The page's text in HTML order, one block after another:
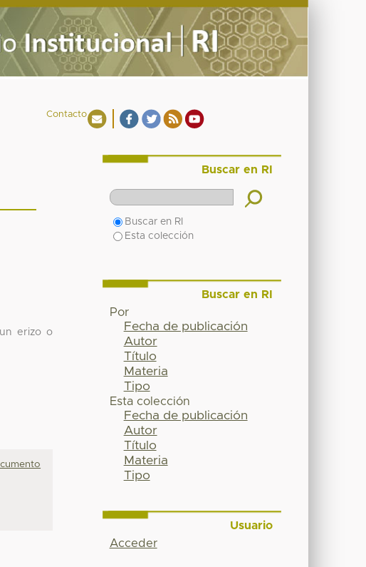
Contacto
erizo o
Buscar en RI
Buscar en RI
Esta colección
Buscar en RI
Por
Fecha de publicación
Autor
Título
Materia
Tipo
Esta colección
Fecha de publicación
Autor
Título
Materia
Tipo
Usuario
Acceder